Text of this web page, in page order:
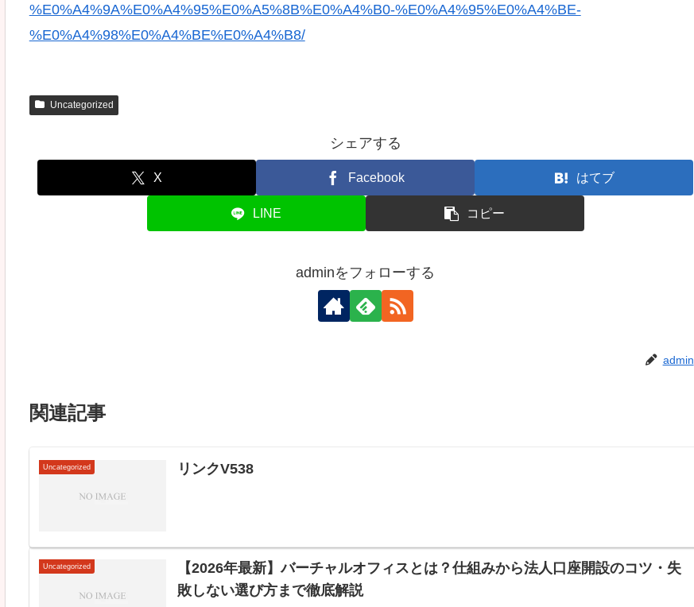
%E0%A4%9A%E0%A4%95%E0%A5%8B%E0%A4%B0-%E0%A4%95%E0%A4%BE-
%E0%A4%98%E0%A4%BE%E0%A4%B8/
Uncategorized
シェアする
X Facebook はてブ
LINE コピー
adminをフォローする
admin
関連記事
Uncategorized リンクV538
Uncategorized
【2026年最新】バーチャルオフィスとは？仕組みから法人口座開設のコツ・失
敗しない選び方まで徹底解説